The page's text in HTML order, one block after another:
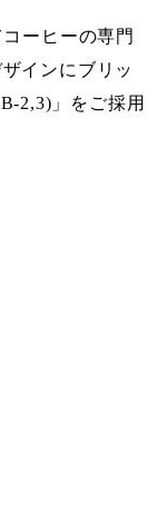
ーヒーの専門
インにブリッ
2,3)」をご採用